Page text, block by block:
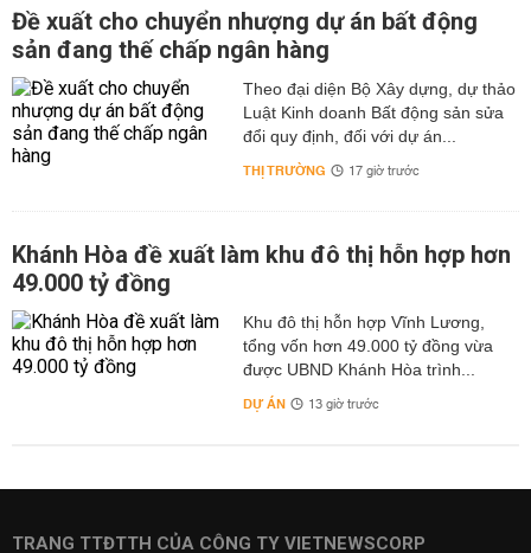
Đề xuất cho chuyển nhượng dự án bất động
sản đang thế chấp ngân hàng
Theo đại diện Bộ Xây dựng, dự thảo
Luật Kinh doanh Bất động sản sửa
đổi quy định, đối với dự án...
THỊ TRƯỜNG 17 giờ trước
Khánh Hòa đề xuất làm khu đô thị hỗn hợp hơn
49.000 tỷ đồng
Khu đô thị hỗn hợp Vĩnh Lương,
tổng vốn hơn 49.000 tỷ đồng vừa
được UBND Khánh Hòa trình...
DỰ ÁN 13 giờ trước
TRANG TTĐTTH CỦA CÔNG TY VIETNEWSCORP